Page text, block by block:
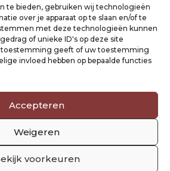
te bieden, gebruiken wij technologieën
over je apparaat op te slaan en/of te
met deze technologieën kunnen
of unieke ID's op deze site
toestemming geeft of uw toestemming
invloed hebben op bepaalde functies
Accepteren
Weigeren
voorkeuren